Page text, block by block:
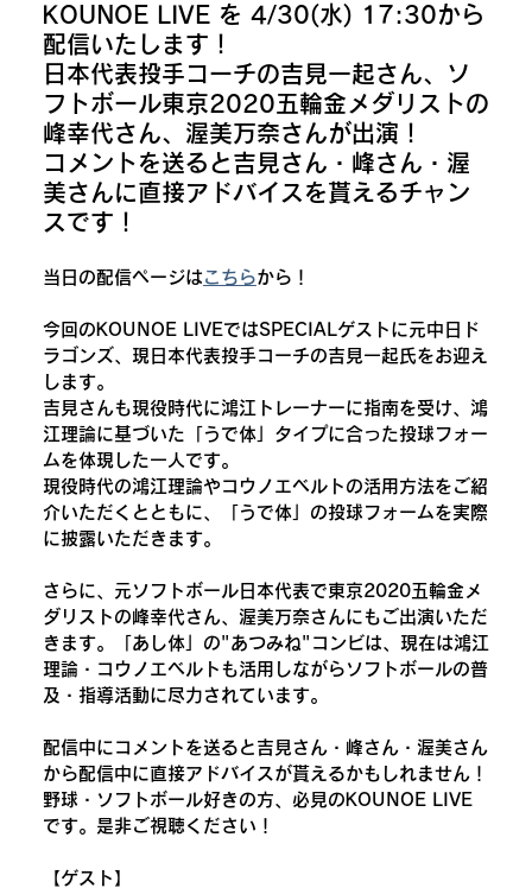
KOUNOE LIVE を 4/30(水) 17:30から
配信いたします！
日本代表投手コーチの吉見一起さん、ソ
フトボール東京2020五輪金メダリストの
峰幸代さん、渥美万奈さんが出演！
コメントを送ると吉見さん・峰さん・渥
美さんに直接アドバイスを貰えるチャン
スです！
当日の配信ページは こちらから！
今回のKOUNOE LIVEではSPECIALゲストに元中日ド
ラゴンズ、現日本代表投手コーチの吉見一起氏をお迎え
します。
吉見さんも現役時代に鴻江トレーナーに指南を受け、鴻
江理論に基づいた「うで体」タイプに合った投球フォー
ムを体現した一人です。
現役時代の鴻江理論やコウノエベルトの活用方法をご紹
介いただくとともに、「うで体」の投球フォームを実際
に披露いただきます。
さらに、元ソフトボール日本代表で東京2020五輪金メ
ダリストの峰幸代さん、渥美万奈さんにもご出演いただ
きます。「あし体」の"あつみね"コンビは、現在は鴻江
理論・コウノエベルトも活用しながらソフトボールの普
及・指導活動に尽力されています。
配信中にコメントを送ると吉見さん・峰さん・渥美さん
から配信中に直接アドバイスが貰えるかもしれません！
野球・ソフトボール好きの方、必見のKOUNOE LIVE
です。是非ご視聴ください！
【ゲスト】